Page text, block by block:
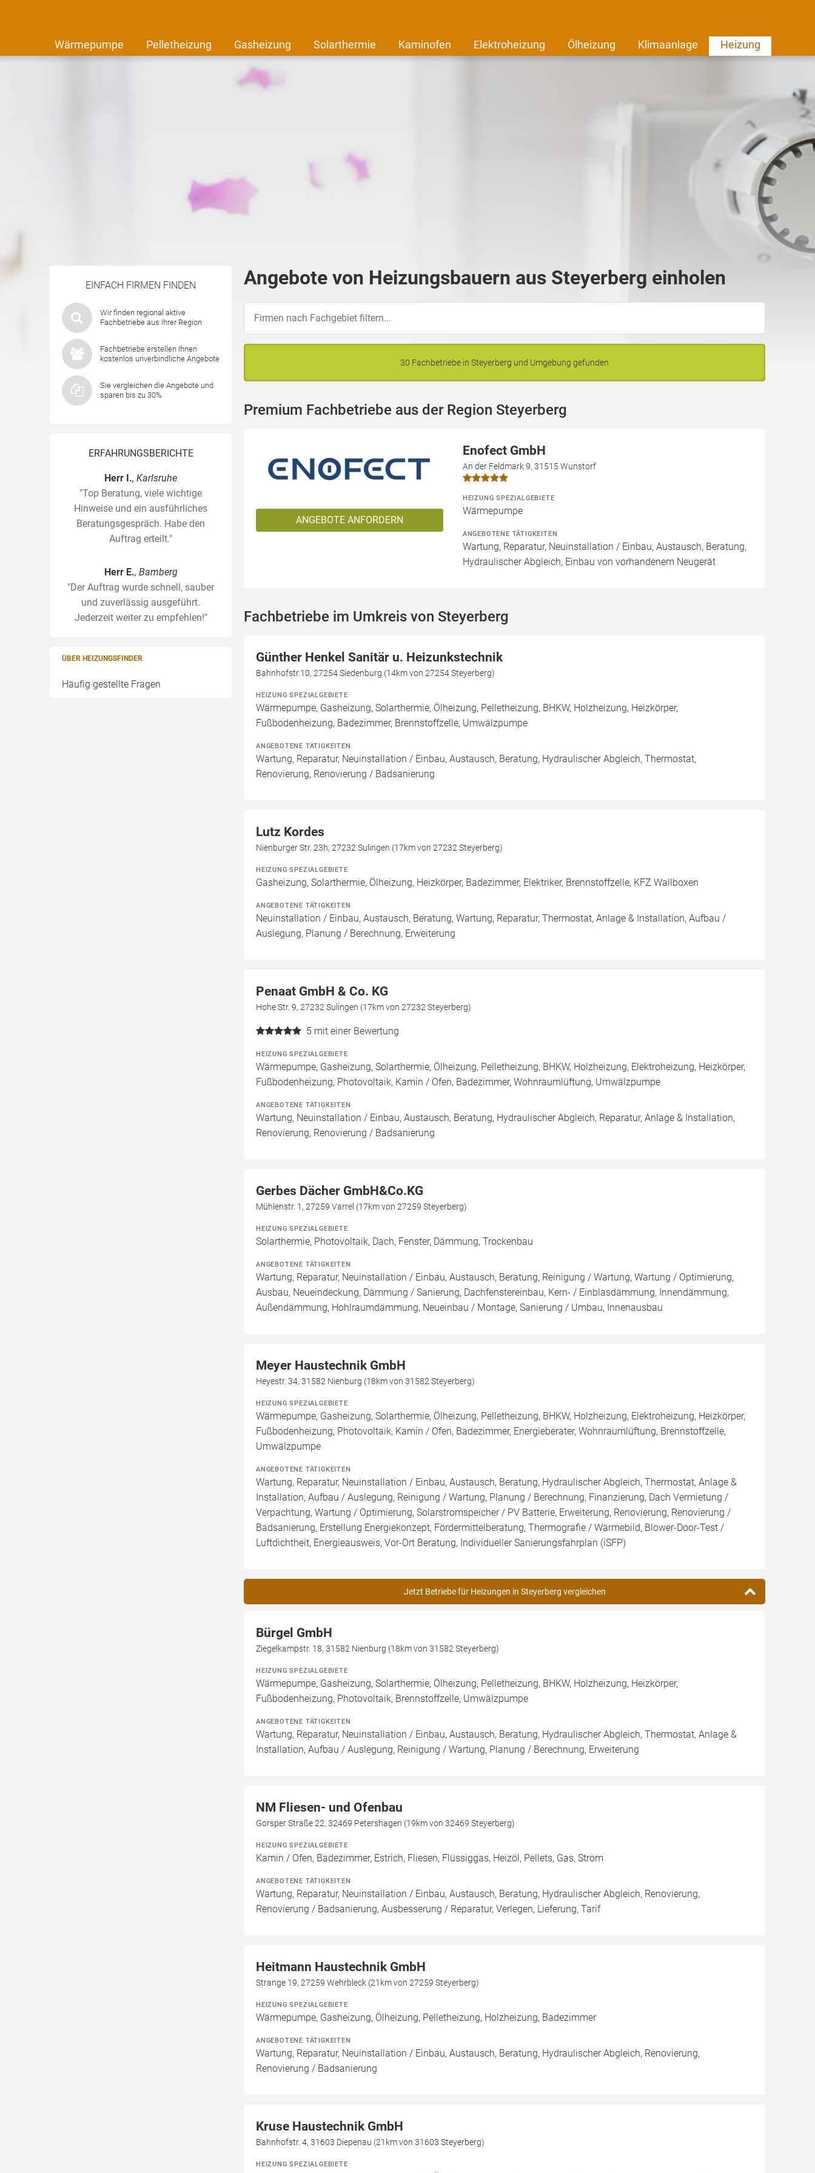
Wärmepumpe Pelletheizung Gasheizung Solarthermie Kaminofen Elektroheizung Ölheizung Klimaanlage Heizung
EINFACH FIRMEN FINDEN
Wir finden regional aktive
Fachbetriebe aus Ihrer Region
Fachbetriebe erstellen Ihnen
kostenlos unverbindliche Angebote
Sie vergleichen die Angebote und
sparen bis zu 30%
ERFAHRUNGSBERICHTE
Herr I., Karlsruhe
"Top Beratung, viele wichtige
Hinweise und ein ausführliches
Beratungsgespräch. Habe den
Auftrag erteilt."
Herr E., Bamberg
"Der Auftrag wurde schnell, sauber
und zuverlässig ausgeführt.
Jederzeit weiter zu empfehlen!"
ÜBER HEIZUNGSFINDER
Häufig gestellte Fragen
Angebote von Heizungsbauern aus Steyerberg einholen
30 Fachbetriebe in Steyerberg und Umgebung gefunden
Premium Fachbetriebe aus der Region Steyerberg
ANGEBOTE ANFORDERN
Enofect GmbH
An der Feldmark 9, 31515 Wunstorf
HEIZUNG SPEZIALGEBIETE
Wärmepumpe
ANGEBOTENE TÄTIGKEITEN
Wartung, Reparatur, Neuinstallation / Einbau, Austausch, Beratung,
Hydraulischer Abgleich, Einbau von vorhandenem Neugerät
Fachbetriebe im Umkreis von Steyerberg
Günther Henkel Sanitär u. Heizunkstechnik
Bahnhofstr.10, 27254 Siedenburg (14km von 27254 Steyerberg)
HEIZUNG SPEZIALGEBIETE
Wärmepumpe, Gasheizung, Solarthermie, Ölheizung, Pelletheizung, BHKW, Holzheizung, Heizkörper,
Fußbodenheizung, Badezimmer, Brennstoffzelle, Umwälzpumpe
ANGEBOTENE TÄTIGKEITEN
Wartung, Reparatur, Neuinstallation / Einbau, Austausch, Beratung, Hydraulischer Abgleich, Thermostat,
Renovierung, Renovierung / Badsanierung
Lutz Kordes
Nienburger Str. 23h, 27232 Sulingen (17km von 27232 Steyerberg)
HEIZUNG SPEZIALGEBIETE
Gasheizung, Solarthermie, Ölheizung, Heizkörper, Badezimmer, Elektriker, Brennstoffzelle, KFZ Wallboxen
ANGEBOTENE TÄTIGKEITEN
Neuinstallation / Einbau, Austausch, Beratung, Wartung, Reparatur, Thermostat, Anlage & Installation, Aufbau /
Auslegung, Planung / Berechnung, Erweiterung
Penaat GmbH & Co. KG
Hohe Str. 9, 27232 Sulingen (17km von 27232 Steyerberg)
5 mit einer Bewertung
HEIZUNG SPEZIALGEBIETE
Wärmepumpe, Gasheizung, Solarthermie, Ölheizung, Pelletheizung, BHKW, Holzheizung, Elektroheizung, Heizkörper,
Fußbodenheizung, Photovoltaik, Kamin / Ofen, Badezimmer, Wohnraumlüftung, Umwälzpumpe
ANGEBOTENE TÄTIGKEITEN
Wartung, Neuinstallation / Einbau, Austausch, Beratung, Hydraulischer Abgleich, Reparatur, Anlage & Installation,
Renovierung, Renovierung / Badsanierung
Gerbes Dächer GmbH&Co.KG
Mühlenstr. 1, 27259 Varrel (17km von 27259 Steyerberg)
HEIZUNG SPEZIALGEBIETE
Solarthermie, Photovoltaik, Dach, Fenster, Dämmung, Trockenbau
ANGEBOTENE TÄTIGKEITEN
Wartung, Reparatur, Neuinstallation / Einbau, Austausch, Beratung, Reinigung / Wartung, Wartung / Optimierung,
Ausbau, Neueindeckung, Dämmung / Sanierung, Dachfenstereinbau, Kern- / Einblasdämmung, Innendämmung,
Außendämmung, Hohlraumdämmung, Neueinbau / Montage, Sanierung / Umbau, Innenausbau
Meyer Haustechnik GmbH
Heyestr. 34, 31582 Nienburg (18km von 31582 Steyerberg)
HEIZUNG SPEZIALGEBIETE
Wärmepumpe, Gasheizung, Solarthermie, Ölheizung, Pelletheizung, BHKW, Holzheizung, Elektroheizung, Heizkörper,
Fußbodenheizung, Photovoltaik, Kamin / Ofen, Badezimmer, Energieberater, Wohnraumlüftung, Brennstoffzelle,
Umwälzpumpe
ANGEBOTENE TÄTIGKEITEN
Wartung, Reparatur, Neuinstallation / Einbau, Austausch, Beratung, Hydraulischer Abgleich, Thermostat, Anlage &
Installation, Aufbau / Auslegung, Reinigung / Wartung, Planung / Berechnung, Finanzierung, Dach Vermietung /
Verpachtung, Wartung / Optimierung, Solarstromspeicher / PV Batterie, Erweiterung, Renovierung, Renovierung /
Badsanierung, Erstellung Energiekonzept, Fördermittelberatung, Thermografie / Wärmebild, Blower-Door-Test /
Luftdichtheit, Energieausweis, Vor-Ort Beratung, Individueller Sanierungsfahrplan (iSFP)
Jetzt Betriebe für Heizungen in Steyerberg vergleichen
Bürgel GmbH
Ziegelkampstr. 18, 31582 Nienburg (18km von 31582 Steyerberg)
HEIZUNG SPEZIALGEBIETE
Wärmepumpe, Gasheizung, Solarthermie, Ölheizung, Pelletheizung, BHKW, Holzheizung, Heizkörper,
Fußbodenheizung, Photovoltaik, Brennstoffzelle, Umwälzpumpe
ANGEBOTENE TÄTIGKEITEN
Wartung, Reparatur, Neuinstallation / Einbau, Austausch, Beratung, Hydraulischer Abgleich, Thermostat, Anlage &
Installation, Aufbau / Auslegung, Reinigung / Wartung, Planung / Berechnung, Erweiterung
NM Fliesen- und Ofenbau
Gorsper Straße 22, 32469 Petershagen (19km von 32469 Steyerberg)
HEIZUNG SPEZIALGEBIETE
Kamin / Ofen, Badezimmer, Estrich, Fliesen, Flüssiggas, Heizöl, Pellets, Gas, Strom
ANGEBOTENE TÄTIGKEITEN
Wartung, Reparatur, Neuinstallation / Einbau, Austausch, Beratung, Hydraulischer Abgleich, Renovierung,
Renovierung / Badsanierung, Ausbesserung / Reparatur, Verlegen, Lieferung, Tarif
Heitmann Haustechnik GmbH
Strange 19, 27259 Wehrbleck (21km von 27259 Steyerberg)
HEIZUNG SPEZIALGEBIETE
Wärmepumpe, Gasheizung, Ölheizung, Pelletheizung, Holzheizung, Badezimmer
ANGEBOTENE TÄTIGKEITEN
Wartung, Reparatur, Neuinstallation / Einbau, Austausch, Beratung, Hydraulischer Abgleich, Renovierung,
Renovierung / Badsanierung
Kruse Haustechnik GmbH
Bahnhofstr. 4, 31603 Diepenau (21km von 31603 Steyerberg)
HEIZUNG SPEZIALGEBIETE